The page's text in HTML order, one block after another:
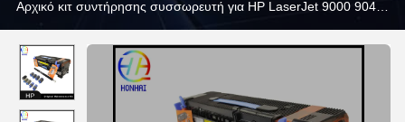
Αρχικό κιτ συντήρησης συσσωρευτή για HP LaserJet 9000 9040
κυλίνδρου